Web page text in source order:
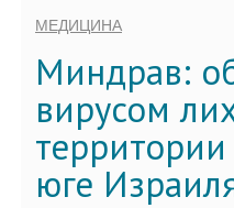
МЕДИЦИНА
Миндрав:
вирусом
юге